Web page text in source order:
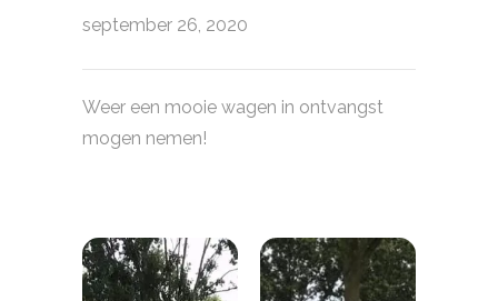
september 26, 2020
Weer een mooie wagen in ontvangst
mogen nemen!